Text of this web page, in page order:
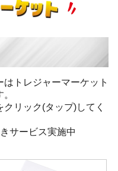
トレジャーマーケット
リック(タップ)してく
サービス実施中